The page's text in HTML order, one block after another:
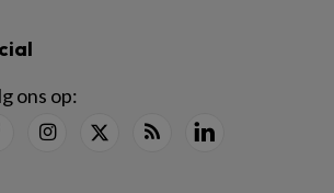
ons op: